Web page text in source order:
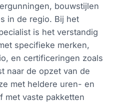
bouwstijlen
in de regio. Bij het
is het verstandig
specifieke merken,
en certificeringen zoals
naar de opzet van de
met heldere uren- en
met vaste pakketten